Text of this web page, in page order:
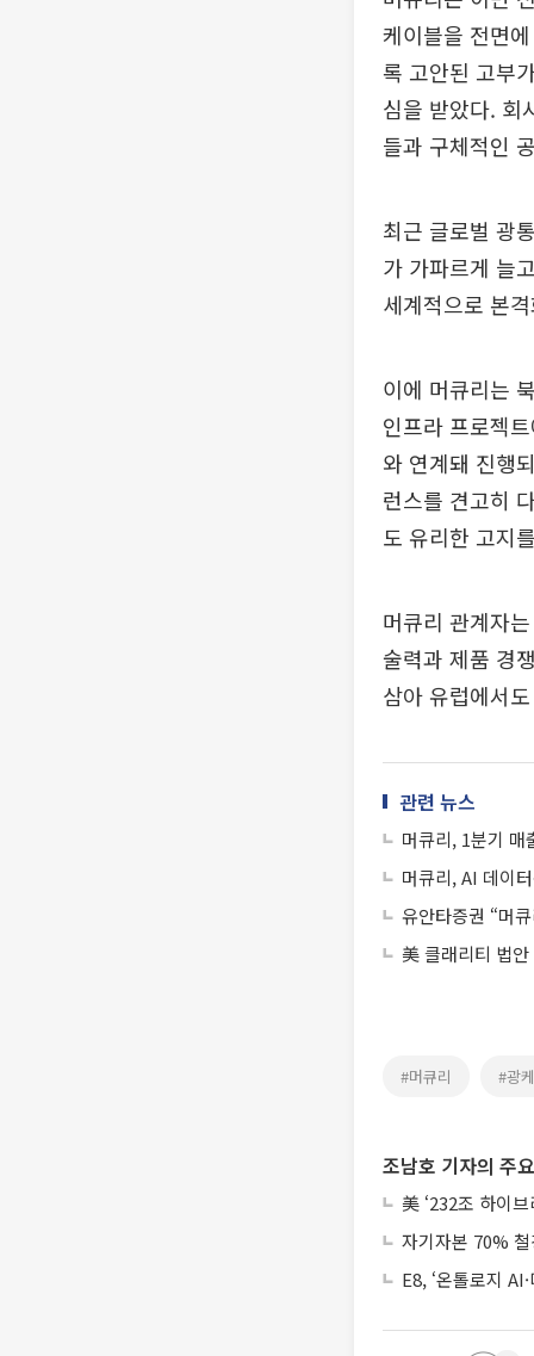
케이블을 전면
록 고안된 고부
심을 받았다. 회
들과 구체적인
최근 글로벌 광
가 가파르게 늘
세계적으로 본
이에 머큐리는
인프라 프로젝
와 연계돼 진행
런스를 견고히
도 유리한 고지
머큐리 관계자
술력과 제품 경
삼아 유럽에서
관련 뉴스
머큐리, 1분기
머큐리, AI 데이
유안타증권 “머
美 클래리티 법
#머큐리 #광
조남호 기자의 주
美 ‘232조 하이
자기자본 70%
E8, ‘온톨로지